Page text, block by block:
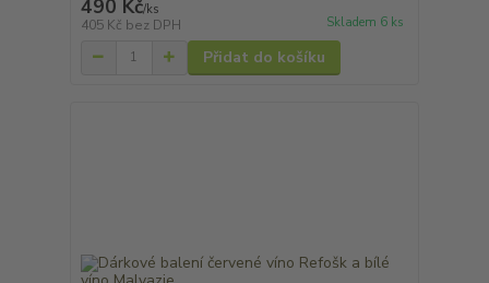
490 Kč/ks
405 Kč bez DPH Skladem 6 ks
Přidat do košíku